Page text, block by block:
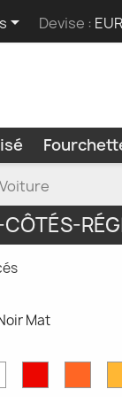
 Devise :
Mat
Mat
Mat
Mat